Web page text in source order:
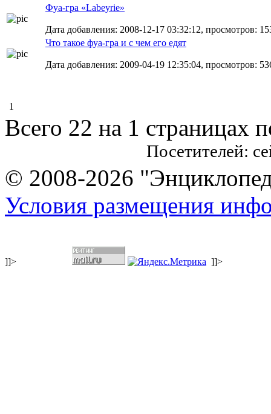
Фуа-гра «Labeyrie»
Дата добавления: 2008-12-17 03:32:12, просмотров:
Что такое фуа-гра и с чем его едят
Дата добавления: 2009-04-19 12:35:04, просмотров:
1
Всего 22 на 1 страницах
Посетителей:
© 2008-2026
Условия размещения
]]> ]]>